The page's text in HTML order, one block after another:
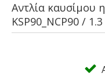
Αντλία καυσίμου
KSP90_NCP90 /